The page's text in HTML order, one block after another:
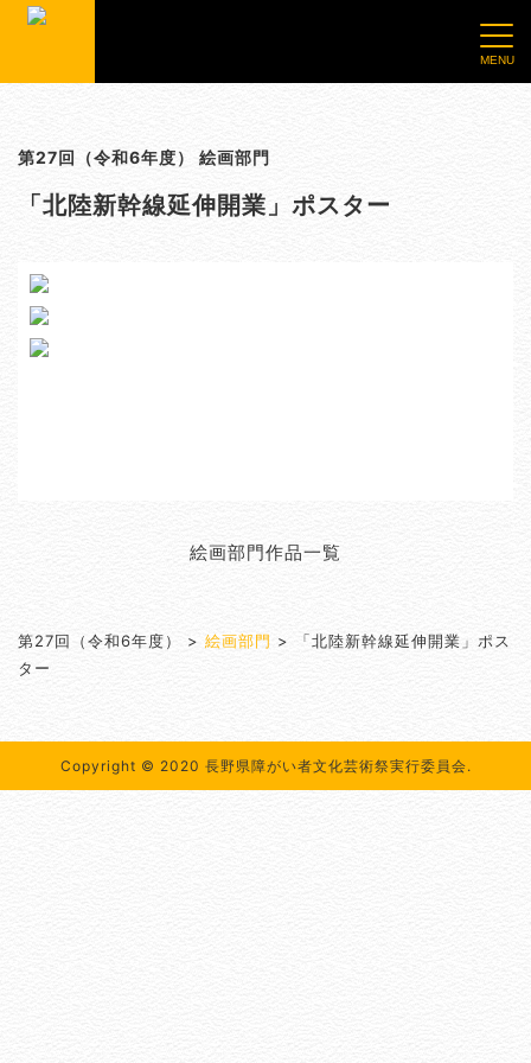
第27回（令和6年度） 絵画部門
「北陸新幹線延伸開業」ポスター
絵画部門作品一覧
第27回（令和6年度） > 絵画部門 >
「北陸新幹線延伸開業」ポス
ター
Copyright © 2020 長野県障がい者文化芸術祭実行委員会.